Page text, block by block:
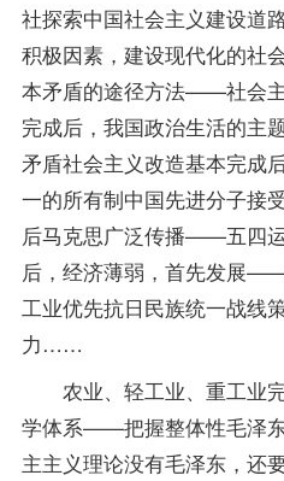
社探索中国社会主义建设
积极因素，建设现代化的社
本矛盾的途径方法——社会
完成后，我国政治生活的
矛盾社会主义改造基本完
一的所有制中国先进分子
后马克思广泛传播——五四
后，经济薄弱，首先发展
工业优先抗日民族统一战
力……
农业、轻工业、重工业
学体系——把握整体性毛泽
主主义理论没有毛泽东，